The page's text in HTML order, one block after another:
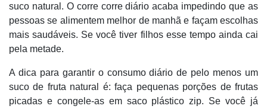
suco natural. O corre corre diário acaba impedindo que as
pessoas se alimentem melhor de manhã e façam escolhas
mais saudáveis. Se você tiver filhos esse tempo ainda cai
pela metade.
A dica para garantir o consumo diário de pelo menos um
suco de fruta natural é: faça pequenas porções de frutas
picadas e congele-as em saco plástico zip. Se você já